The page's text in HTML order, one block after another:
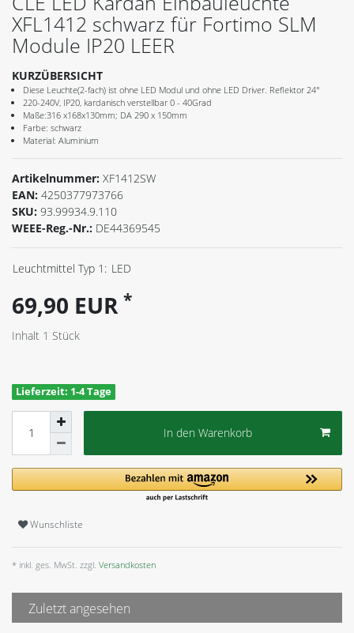
XFL1412 schwarz für Fortimo SLM
Module IP20 LEER
KURZÜBERSICHT
Diese Leuchte(2-fach) ist ohne LED Modul und ohne LED Driver. Reflektor 24°
220-240V, IP20, kardanisch verstellbar 0 - 40Grad
Maße:316 x168x130mm; DA 290 x 150mm
Farbe: schwarz
Material: Aluminium
Artikelnummer: XF1412SW
EAN: 4250377973766
SKU: 93.99934.9.110
WEEE-Reg.-Nr.: DE44369545
Leuchtmittel Typ 1: LED
69,90 EUR *
Inhalt 1 Stück
Lieferzeit: 1-4 Tage
In den Warenkorb
Wunschliste
* inkl. ges. MwSt. zzgl. Versandkosten
Zuletzt angesehen